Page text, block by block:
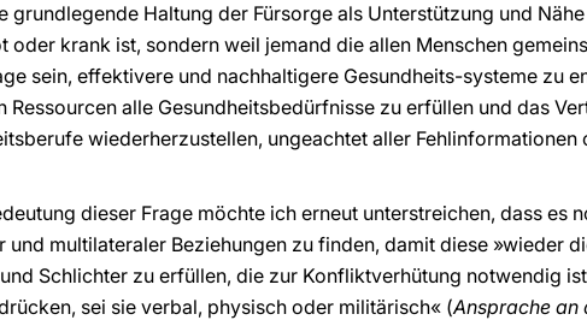
grundlegende Haltung der Fürsorge als Unterstützung und
oder krank ist, sondern weil jemand die allen Menschen
sein, effektivere und nachhaltigere Gesundheits-systeme zu
Ressourcen alle Gesundheitsbedürfnisse zu erfüllen und das
wiederherzustellen, ungeachtet aller
dieser Frage möchte ich erneut unterstreichen, dass es
und multilateraler Beziehungen zu finden, damit diese »wieder
Schlichter zu erfüllen, die zur Konfliktverhütung notwendig
sei sie verbal, physisch oder militärisch« (Ansprache an